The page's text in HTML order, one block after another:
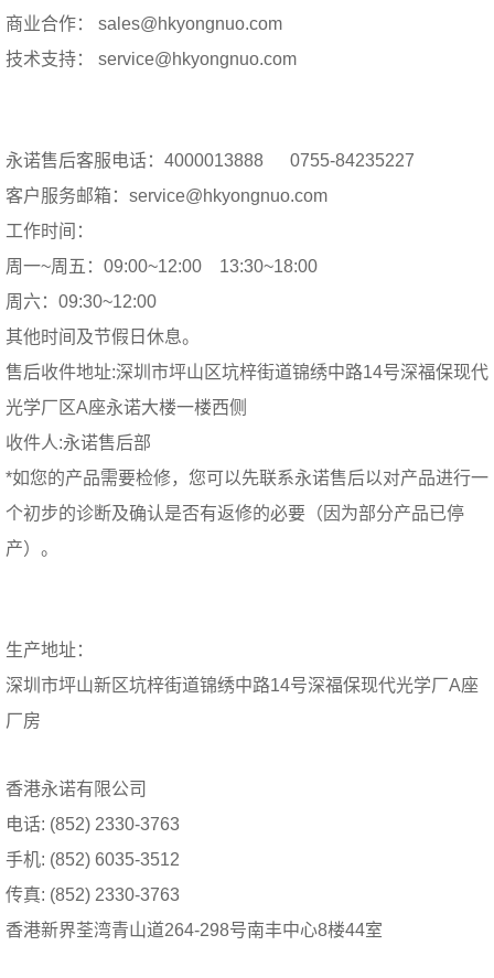
商业合作： sales@hkyongnuo.com
技术支持： service@hkyongnuo.com
永诺售后客服电话：4000013888 0755-84235227
客户服务邮箱：service@hkyongnuo.com
工作时间：
周一~周五：09:00~12:00 13:30~18:00
周六：09:30~12:00
其他时间及节假日休息。
售后收件地址:深圳市坪山区坑梓街道锦绣中路14号深福保现代
光学厂区A座永诺大楼一楼西侧
收件人:永诺售后部
*如您的产品需要检修，您可以先联系永诺售后以对产品进行一
个初步的诊断及确认是否有返修的必要（因为部分产品已停
产）。
生产地址：
深圳市坪山新区坑梓街道锦绣中路14号深福保现代光学厂A座
厂房
香港永诺有限公司
电话: (852) 2330-3763
手机: (852) 6035-3512
传真: (852) 2330-3763
香港新界荃湾青山道264-298号南丰中心8楼44室